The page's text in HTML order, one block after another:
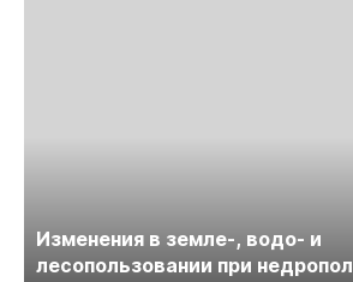
Изменения в земле-, водо- и
лесопользовании при